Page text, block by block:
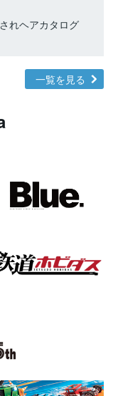
れヘアカタログ
一覧を見る